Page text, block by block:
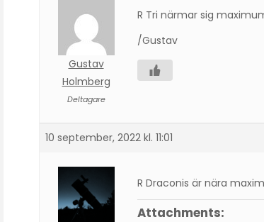
Gustav
Holmberg
Deltagare
R Tri närmar sig
/Gustav
10 september, 2022 kl. 11:01
R Draconis är nära
Attachments: